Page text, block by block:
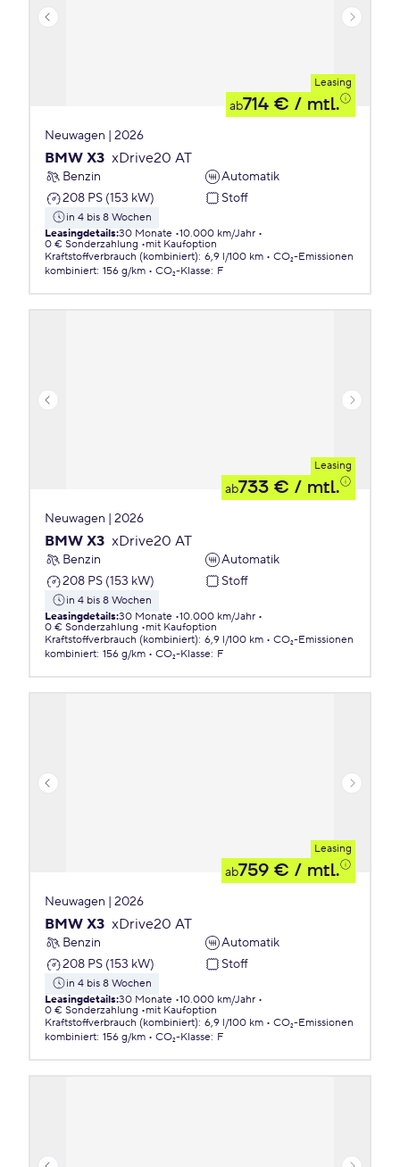
Leasing
ab714 € / mtl.
Neuwagen | 2026
BMW X3 xDrive20 AT
Benzin
Automatik
208 PS (153 kW)
Stoff
in 4 bis 8 Wochen
Leasingdetails:30 Monate 10.000 km/Jahr
0 € Sonderzahlung
mit Kaufoption
Kraftstoffverbrauch (kombiniert): 6,9 l/100 km
CO₂-Emissionen
kombiniert: 156 g/km CO₂-Klasse: F
Leasing
ab733 € / mtl.
Neuwagen | 2026
BMW X3 xDrive20 AT
Benzin
Automatik
208 PS (153 kW)
Stoff
in 4 bis 8 Wochen
Leasingdetails:30 Monate 10.000 km/Jahr
0 € Sonderzahlung
mit Kaufoption
Kraftstoffverbrauch (kombiniert): 6,9 l/100 km
CO₂-Emissionen
kombiniert: 156 g/km CO₂-Klasse: F
Leasing
ab759 € / mtl.
Neuwagen | 2026
BMW X3 xDrive20 AT
Benzin
Automatik
208 PS (153 kW)
Stoff
in 4 bis 8 Wochen
Leasingdetails:30 Monate 10.000 km/Jahr
0 € Sonderzahlung
mit Kaufoption
Kraftstoffverbrauch (kombiniert): 6,9 l/100 km
CO₂-Emissionen
kombiniert: 156 g/km CO₂-Klasse: F